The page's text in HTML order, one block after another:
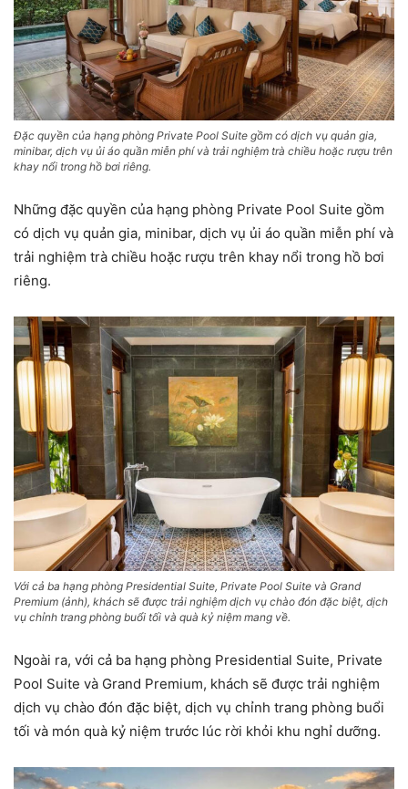
Đặc quyền của hạng phòng Private Pool Suite gồm có dịch vụ quản gia,
minibar, dịch vụ ủi áo quần miễn phí và trải nghiệm trà chiều hoặc rượu trên
khay nổi trong hồ bơi riêng.
Những đặc quyền của hạng phòng Private Pool Suite gồm
có dịch vụ quản gia, minibar, dịch vụ ủi áo quần miễn phí và
trải nghiệm trà chiều hoặc rượu trên khay nổi trong hồ bơi
riêng.
Với cả ba hạng phòng Presidential Suite, Private Pool Suite và Grand
Premium (ảnh), khách sẽ được trải nghiệm dịch vụ chào đón đặc biệt, dịch
vụ chỉnh trang phòng buổi tối và quà kỷ niệm mang về.
Ngoài ra, với cả ba hạng phòng Presidential Suite, Private
Pool Suite và Grand Premium, khách sẽ được trải nghiệm
dịch vụ chào đón đặc biệt, dịch vụ chỉnh trang phòng buổi
tối và món quà kỷ niệm trước lúc rời khỏi khu nghỉ dưỡng.